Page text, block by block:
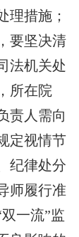
理措施；
要坚决清
法机关处
所在院
责人需向
定视情节
纪律处分
师履行准
一流”监